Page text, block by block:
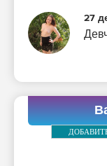
27